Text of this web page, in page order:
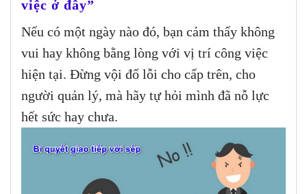
việc ở đây”
Nếu có một ngày nào đó, bạn cảm thấy không
vui hay không bằng lòng với vị trí công việc
hiện tại. Đừng vội đổ lỗi cho cấp trên, cho
người quản lý, mà hãy tự hỏi mình đã nỗ lực
hết sức hay chưa.